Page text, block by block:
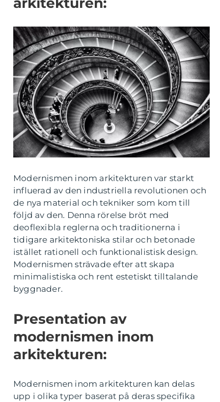
Modernismen inom arkitekturen var starkt
influerad av den industriella revolutionen och
de nya material och tekniker som kom till
följd av den. Denna rörelse bröt med
deoflexibla reglerna och traditionerna i
tidigare arkitektoniska stilar och betonade
istället rationell och funktionalistisk design.
Modernismen strävade efter att skapa
minimalistiska och rent estetiskt tilltalande
byggnader.
Presentation av
modernismen inom
arkitekturen:
Modernismen inom arkitekturen kan delas
upp i olika typer baserat på deras specifika